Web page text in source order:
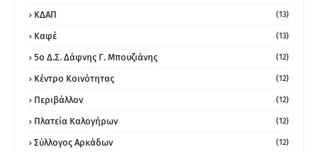
ΚΔΑΠ (13)
Καφέ (13)
5ο Δ.Σ. Δάφνης Γ. Μπουζιάνης (12)
Κέντρο Κοινότητας (12)
Περιβάλλον (12)
Πλατεία Καλογήρων (12)
Σύλλογος Αρκάδων (12)